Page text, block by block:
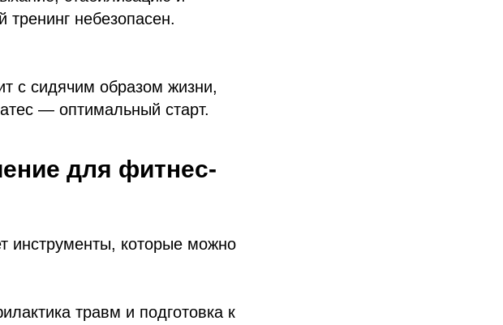
небезопасен.
с сидячим образом жизни,
— оптимальный старт.
для фитнес-
инструменты, которые можно
травм и подготовка к